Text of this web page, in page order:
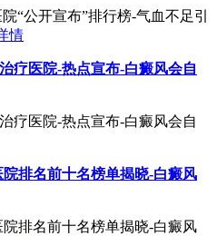
“公开宣布”排行榜-气血不足引
情
疗医院-热点宣布-白癜风会自
疗医院-热点宣布-白癜风会自
排名前十名榜单揭晓-白癜风
排名前十名榜单揭晓-白癜风